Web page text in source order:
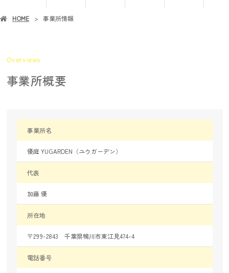
HOME 事業所情報
Overviews
事業所概要
事業所名
優庭 YUGARDEN（ユウガーデン）
代表
加藤 優
所在地
〒299-2843 千葉県鴨川市東江見474-4
電話番号